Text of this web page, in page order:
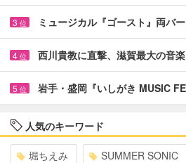
3 位 ミュージカル『ゴースト』両バ
4 位 西川貴教に直撃、滋賀最大の音
5 位 岩手・盛岡『いしがき MUSIC
人気のキーワード
堀ちえみ SUMMER SONIC